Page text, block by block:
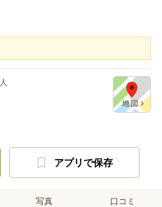
人
アプリで保存
写真 口コミ